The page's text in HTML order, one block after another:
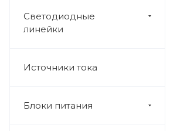
Светодиодные
линейки
Источники тока
Блоки питания